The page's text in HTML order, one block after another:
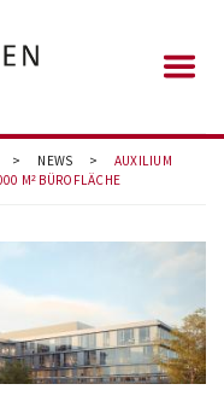
> NEWS >
AUXILIUM
M² BÜROFLÄCHE